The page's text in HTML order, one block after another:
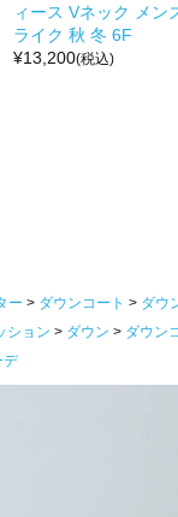
ィース Vネック メン
ライク 秋 冬 6F
¥13,200(税込)
ー ダウンコート
ダウ
ション ダウン
ダウン
デ